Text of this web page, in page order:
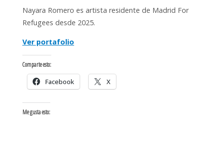
Nayara Romero es artista residente de Madrid For
Refugees desde 2025.
Ver portafolio
Comparte esto:
Facebook X
Me gusta esto: